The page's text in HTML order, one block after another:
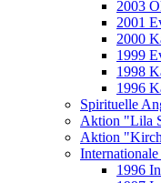
2003
2001
2000
1999
1998
1996
Spirituelle
Aktion "Lila
Aktion
1996